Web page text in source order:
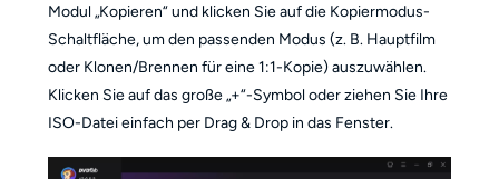
Modul „Kopieren“ und klicken Sie auf die Kopiermodus-
Schaltfläche, um den passenden Modus (z. B. Hauptfilm
oder Klonen/Brennen für eine 1:1-Kopie) auszuwählen.
Klicken Sie auf das große „+“-Symbol oder ziehen Sie Ihre
ISO-Datei einfach per Drag & Drop in das Fenster.